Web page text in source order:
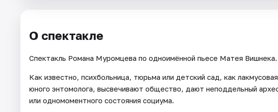
АртистыО спектакле
Спектакль Романа Муромцева по одноимённой пьесе Матея Вишнека.
Как известно, психбольница, тюрьма или детский сад, как
юного энтомолога, высвечивают общество, дают неподдельный
или одномоментного состояния социума.